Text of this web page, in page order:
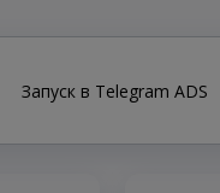
Запуск в Telegram ADS